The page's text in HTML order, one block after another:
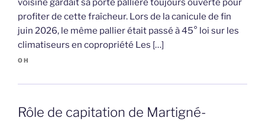
profiter de cette fraîcheur. Lors de la canicule de fin
juin 2026, le même pallier était passé à 45° loi sur les
climatiseurs en copropriété Les […]
OH
Rôle de capitation de Martigné-